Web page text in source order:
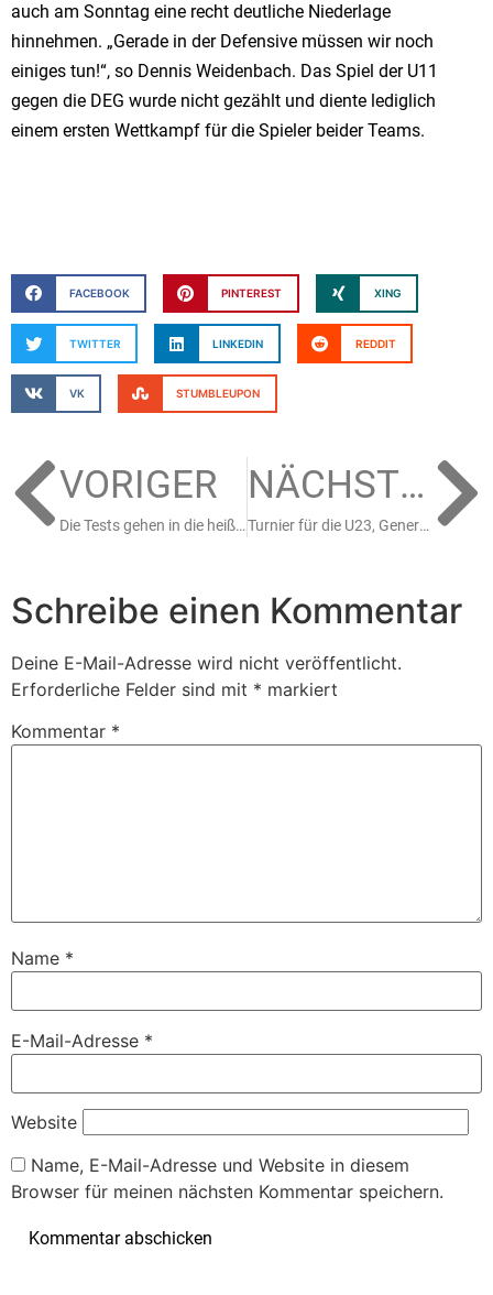
auch am Sonntag eine recht deutliche Niederlage
hinnehmen. „Gerade in der Defensive müssen wir noch
einiges tun!“, so Dennis Weidenbach. Das Spiel der U11
gegen die DEG wurde nicht gezählt und diente lediglich
einem ersten Wettkampf für die Spieler beider Teams.
FACEBOOK PINTEREST XING
TWITTER LINKEDIN REDDIT
VK STUMBLEUPON
VORIGER
Die Tests gehen in die heiße Phase: Fast alle KEV-Teams spielen
NÄCHSTER
Turnier für die U23, Generalprobe für die U20 und U17
Schreibe einen Kommentar
Deine E-Mail-Adresse wird nicht veröffentlicht.
Erforderliche Felder sind mit * markiert
Kommentar *
Name *
E-Mail-Adresse *
Website
Name, E-Mail-Adresse und Website in diesem
Browser für meinen nächsten Kommentar speichern.